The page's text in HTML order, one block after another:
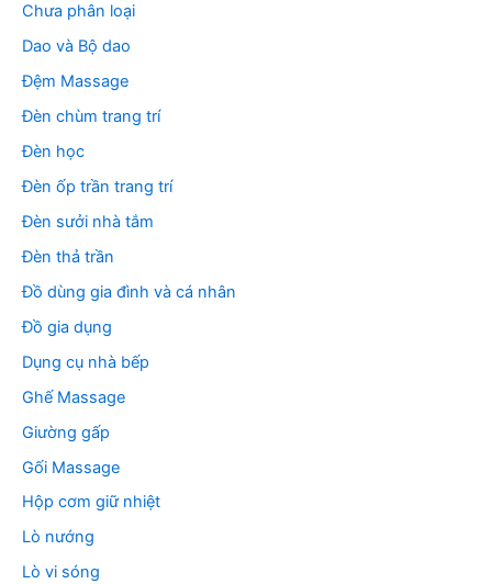
Chưa phân loại
Dao và Bộ dao
Đệm Massage
Đèn chùm trang trí
Đèn học
Đèn ốp trần trang trí
Đèn sưởi nhà tắm
Đèn thả trần
Đồ dùng gia đình và cá nhân
Đồ gia dụng
Dụng cụ nhà bếp
Ghế Massage
Giường gấp
Gối Massage
Hộp cơm giữ nhiệt
Lò nướng
Lò vi sóng